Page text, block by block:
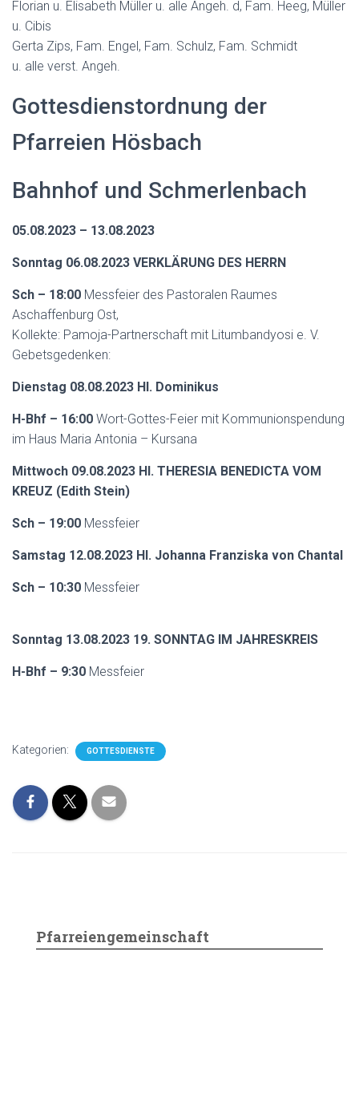
Florian u. Elisabeth Müller u. alle Angeh. d, Fam. Heeg, Müller
u. Cibis
Gerta Zips, Fam. Engel, Fam. Schulz, Fam. Schmidt
u. alle verst. Angeh.
Gottesdienstordnung der
Pfarreien Hösbach
Bahnhof und Schmerlenbach
05.08.2023 – 13.08.2023
Sonntag 06.08.2023 VERKLÄRUNG DES HERRN
Sch – 18:00 Messfeier des Pastoralen Raumes
Aschaffenburg Ost,
Kollekte: Pamoja-Partnerschaft mit Litumbandyosi e. V.
Gebetsgedenken:
Dienstag 08.08.2023 Hl. Dominikus
H-Bhf – 16:00 Wort-Gottes-Feier mit Kommunionspendung
im Haus Maria Antonia – Kursana
Mittwoch 09.08.2023 Hl. THERESIA BENEDICTA VOM
KREUZ (Edith Stein)
Sch – 19:00 Messfeier
Samstag 12.08.2023 Hl. Johanna Franziska von Chantal
Sch – 10:30 Messfeier
Sonntag 13.08.2023 19. SONNTAG IM JAHRESKREIS
H-Bhf – 9:30 Messfeier
Kategorien: GOTTESDIENSTE
Pfarreiengemeinschaft